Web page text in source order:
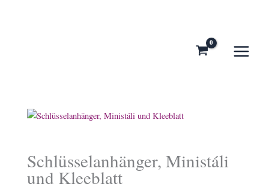
Schlüsselanhänger, Ministáli
und Kleeblatt